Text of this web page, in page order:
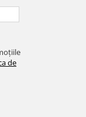
de